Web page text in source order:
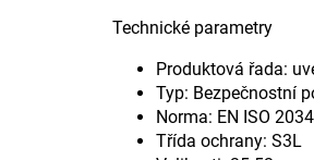
Technické parametry
Produktová řada:
Typ: Bezpečnostní
Norma: EN ISO
Třída ochrany: S3L